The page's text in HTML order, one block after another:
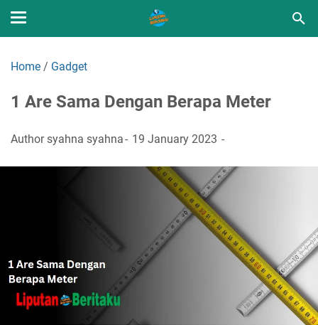
Home / Gadget
1 Are Sama Dengan Berapa Meter
Authorsyahna syahna 19 January 2023